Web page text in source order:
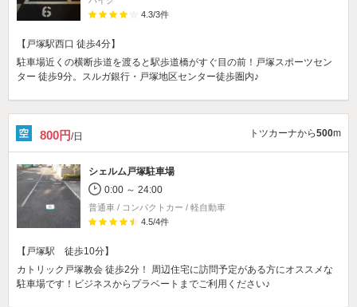
4.3/3件
【戸塚駅西口 徒歩4分】
駐車場近くの横断歩道を渡ると駅歩道橋がすぐ目の前！戸塚スポーツセン
ター 徒歩9分。スルガ銀行・戸塚地区センター徒歩圏内♪
800円/日 トツカーナから500m
シェルム戸塚駐車場
0:00 ～ 24:00
普通車 / コンパクトカー / 軽自動車
4.5/4件
【戸塚駅 徒歩10分】
カトリック戸塚教会 徒歩2分！ 周辺住宅に訪問予定がある方にオススメな
駐車場です！ビジネスからプラベートまでご利用ください♪